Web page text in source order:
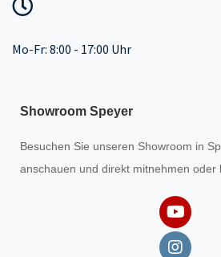
Mo-Fr: 8:00 - 17:00 Uhr
Showroom Speyer
Besuchen Sie unseren Showroom in
anschauen und direkt mitnehmen oder